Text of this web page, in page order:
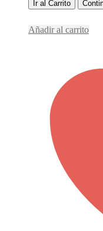
Ir al Carrito
Añadir al carrito